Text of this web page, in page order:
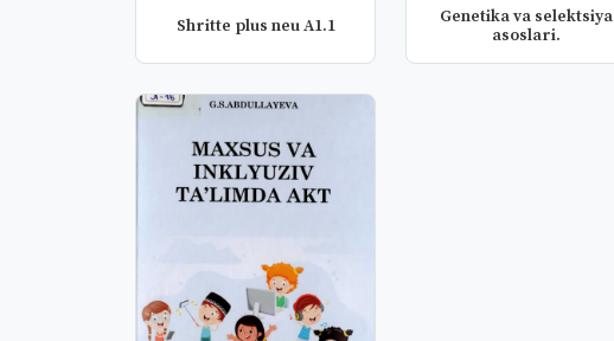
Shritte plus neu A1.1
Genetika va selektsiya
asoslari.